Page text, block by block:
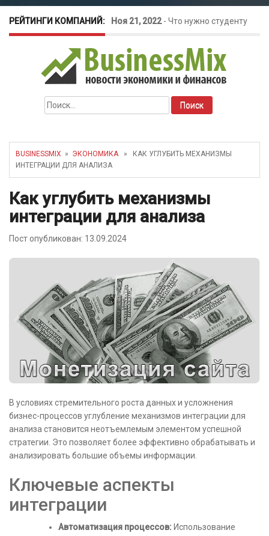
РЕЙТИНГИ КОМПАНИЙ: Ноя 21, 2022- Что нужно студенту
для открытия бизнеса?
Окт 26, 2022-Телефония для
amoCRM: лучшие инструменты для
бизнеса
как защитить свой бизнес?
Найти:
BUSINESSMIX » ЭКОНОМИКА» КАК УГЛУБИТЬ МЕХАНИЗМЫ
ИНТЕГРАЦИИ ДЛЯ АНАЛИЗА
Как углубить механизмы
интеграции для анализа
Пост опубликован: 13.09.2024
В условиях стремительного роста данных и усложнения
бизнес-процессов углубление механизмов интеграции для
анализа становится неотъемлемым элементом успешной
стратегии. Это позволяет более эффективно обрабатывать и
анализировать большие объемы информации.
Ключевые аспекты
интеграции
Автоматизация процессов: Использование